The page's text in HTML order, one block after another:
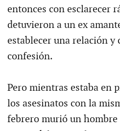
entonces con esclarecer
detuvieron a un ex
establecer una relación y
confesión.
Pero mientras estaba en
los asesinatos con la
febrero murió un hombre